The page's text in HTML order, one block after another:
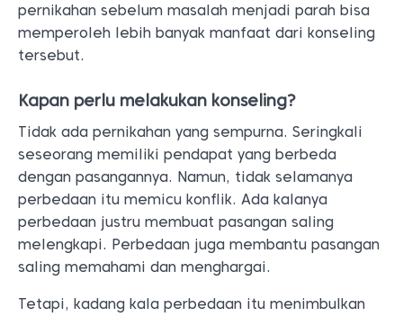
pernikahan sebelum masalah menjadi parah bisa
memperoleh lebih banyak manfaat dari konseling
tersebut.
Kapan perlu melakukan konseling?
Tidak ada pernikahan yang sempurna. Seringkali
seseorang memiliki pendapat yang berbeda
dengan pasangannya. Namun, tidak selamanya
perbedaan itu memicu konflik. Ada kalanya
perbedaan justru membuat pasangan saling
melengkapi. Perbedaan juga membantu pasangan
saling memahami dan menghargai.
Tetapi, kadang kala perbedaan itu menimbulkan